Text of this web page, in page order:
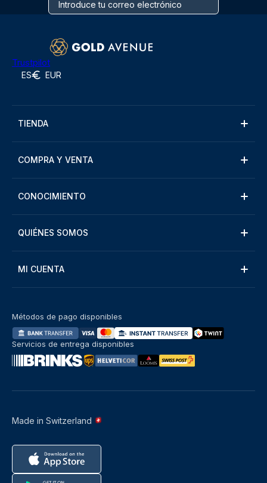
Trustpilot
ES EUR
TIENDA
COMPRA Y VENTA
CONOCIMIENTO
QUIÉNES SOMOS
MI CUENTA
Made in Switzerland
Métodos de pago disponibles
Servicios de entrega disponibles